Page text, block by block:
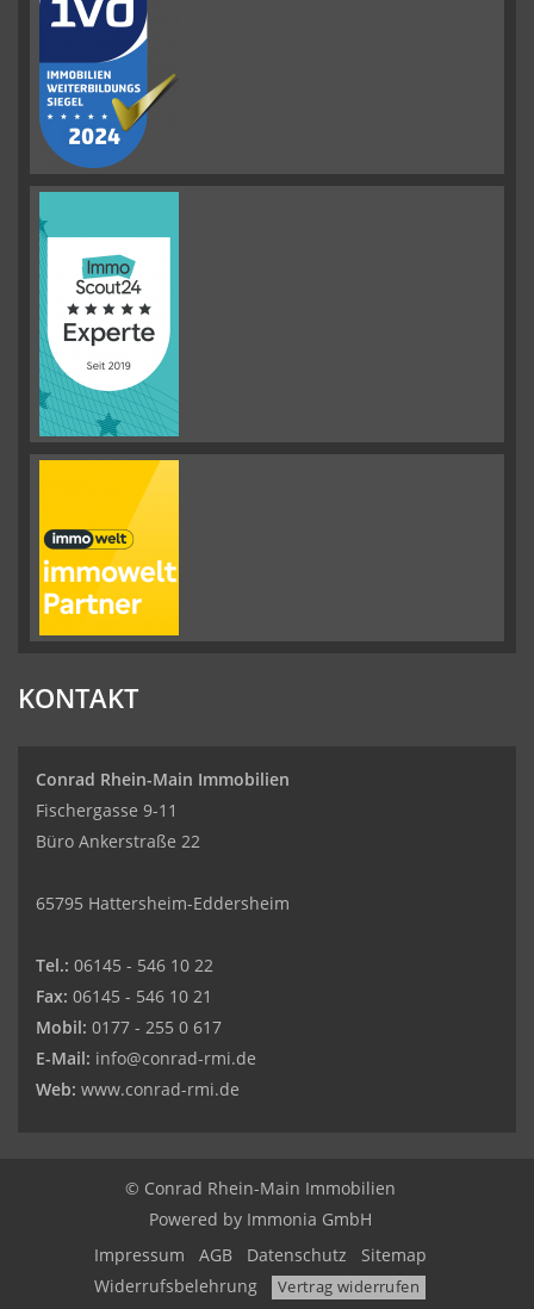
KONTAKT
Conrad Rhein-Main Immobilien
Fischergasse 9-11
Büro Ankerstraße 22
65795 Hattersheim-Eddersheim
Tel.: 06145 - 546 10 22
Fax: 06145 - 546 10 21
Mobil: 0177 - 255 0 617
E-Mail: info@conrad-rmi.de
Web: www.conrad-rmi.de
© Conrad Rhein-Main Immobilien
Powered by Immonia GmbH
Impressum
AGB Datenschutz
Sitemap
Widerrufsbelehrung
Vertrag widerrufen